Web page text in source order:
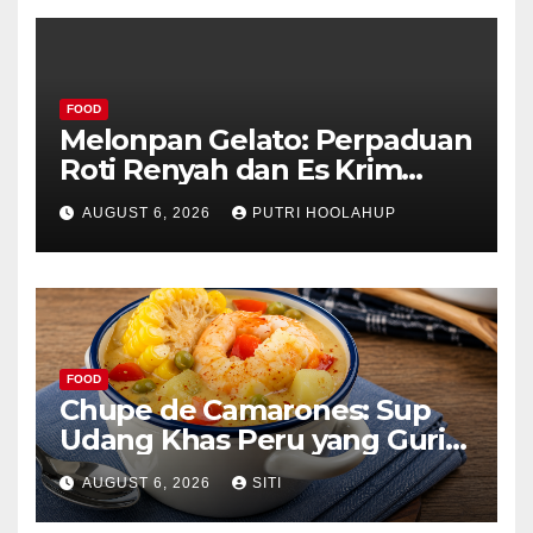
FOOD
Melonpan Gelato: Perpaduan
Roti Renyah dan Es Krim
Lembut yang Menggoda
AUGUST 6, 2026 PUTRI HOOLAHUP
FOOD
Chupe de Camarones: Sup
Udang Khas Peru yang Gurih
Lezat
AUGUST 6, 2026 SITI